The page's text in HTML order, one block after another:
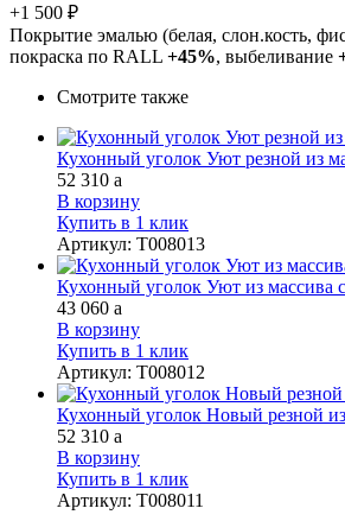
+1 500 ₽
Покрытие эмалью (белая, слон.кость,
покраска по RALL +45%, выбеливание
Смотрите также
Кухонный уголок Уют резной из
52 310 a
В корзину
Купить в 1 клик
Артикул: Т008013
Кухонный уголок Уют из массива
43 060 a
В корзину
Купить в 1 клик
Артикул: Т008012
Кухонный уголок Новый резной
52 310 a
В корзину
Купить в 1 клик
Артикул: Т008011